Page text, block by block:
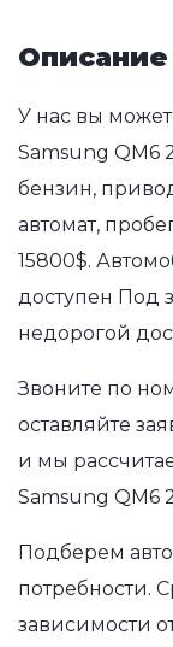
Описание
У нас вы
Samsung QM6
бензин,
автомат,
15800$.
доступен Под
недорогой
Звоните по
оставляйте
и мы
Samsung QM6
Подберем
потребности.
зависимости